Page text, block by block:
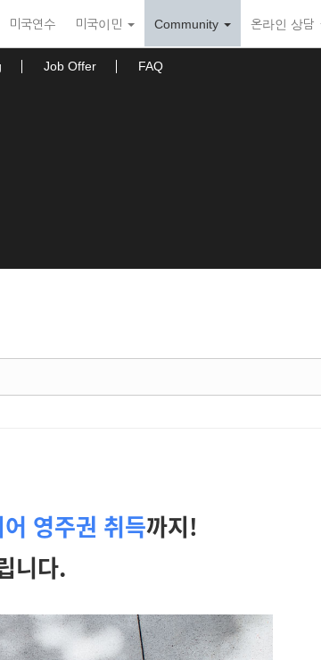
미국연수 미국이민 Community 온라인 상담
Job Offer FAQ
영주권 취득까지!
니다.